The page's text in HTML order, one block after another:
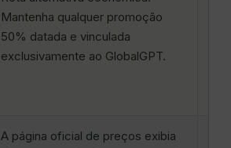
Mantenha qualquer promoção
50% datada e vinculada
exclusivamente ao GlobalGPT.
A página oficial de preços exibia